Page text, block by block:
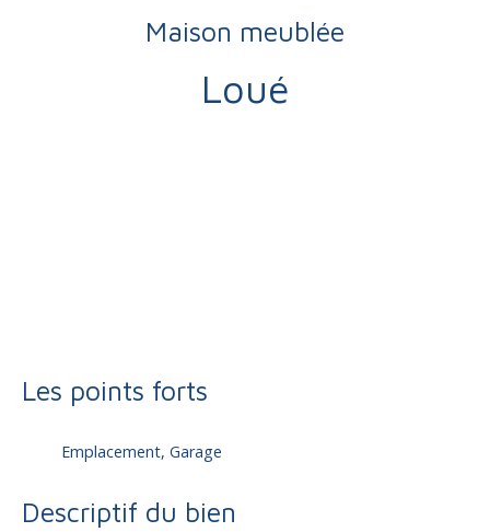
Maison meublée
Loué
Les points forts
Emplacement, Garage
Descriptif du bien